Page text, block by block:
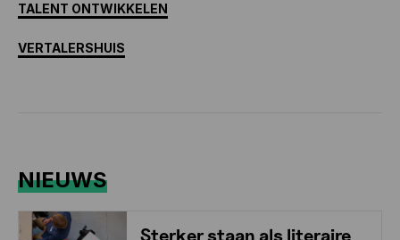
TALENT ONTWIKKELEN
VERTALERSHUIS
NIEUWS